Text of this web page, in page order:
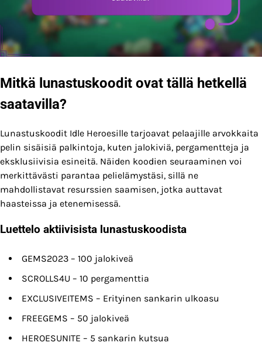
Mitkä lunastuskoodit ovat tällä hetkellä
saatavilla?
Lunastuskoodit Idle Heroesille tarjoavat pelaajille arvokkaita
pelin sisäisiä palkintoja, kuten jalokiviä, pergamentteja ja
eksklusiivisia esineitä. Näiden koodien seuraaminen voi
merkittävästi parantaa pelielämystäsi, sillä ne
mahdollistavat resurssien saamisen, jotka auttavat
haasteissa ja etenemisessä.
Luettelo aktiivisista lunastuskoodista
GEMS2023 – 100 jalokiveä
SCROLLS4U – 10 pergamenttia
EXCLUSIVEITEMS – Erityinen sankarin ulkoasu
FREEGEMS – 50 jalokiveä
HEROESUNITE – 5 sankarin kutsua